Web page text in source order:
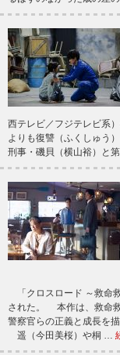
西テレビ／フジテレビ系
よりも復讐（ふくしゅう
刑事・磯貝（横山裕）と
「クロスロード ～救命
された。 本作は、救命救
警察官らの正義と成長を
遥（今田美桜）や桐 …